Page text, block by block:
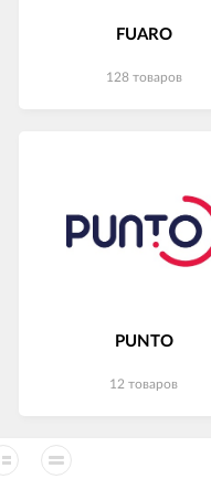
FUARO
128 товаров
PUNTO
12 товаров